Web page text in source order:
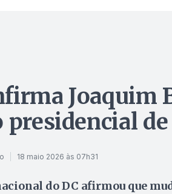
Joaquim
presidencial
18 maio 2026 às 07h31
do DC afirmou que